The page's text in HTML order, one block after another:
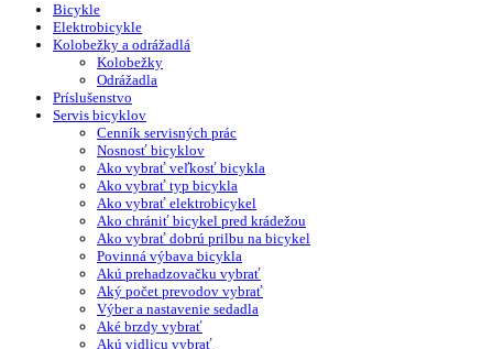
Bicykle
Elektrobicykle
Kolobežky a odrážadlá
Kolobežky
Odrážadla
Príslušenstvo
Servis bicyklov
Cenník servisných prác
Nosnosť bicyklov
Ako vybrať veľkosť bicykla
Ako vybrať typ bicykla
Ako vybrať elektrobicykel
Ako chrániť bicykel pred krádežou
Ako vybrať dobrú prilbu na bicykel
Povinná výbava bicykla
Akú prehadzovačku vybrať
Aký počet prevodov vybrať
Výber a nastavenie sedadla
Aké brzdy vybrať
Akú vidlicu vybrať